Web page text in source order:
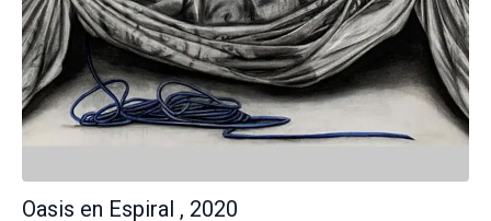
Oasis en Espiral , 2020